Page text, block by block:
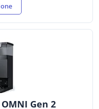
OMNI Gen 2